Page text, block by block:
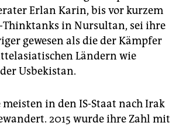
Erlan Karin, bis vor kurzem
Thinktanks in Nursultan, sei ihre
gewesen als die der Kämpfer
Ländern wie
Usbekistan.
meisten in den IS-Staat nach Irak
2015 wurde ihre Zahl mit